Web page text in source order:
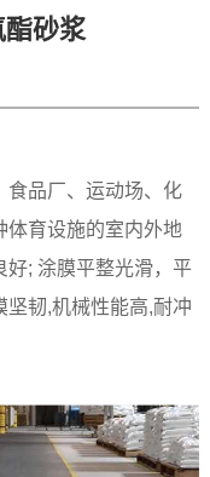
砂浆
食品厂、运动场、化
体育设施的室内外地
好; 涂膜平整光滑，平
坚韧,机械性能高,耐冲